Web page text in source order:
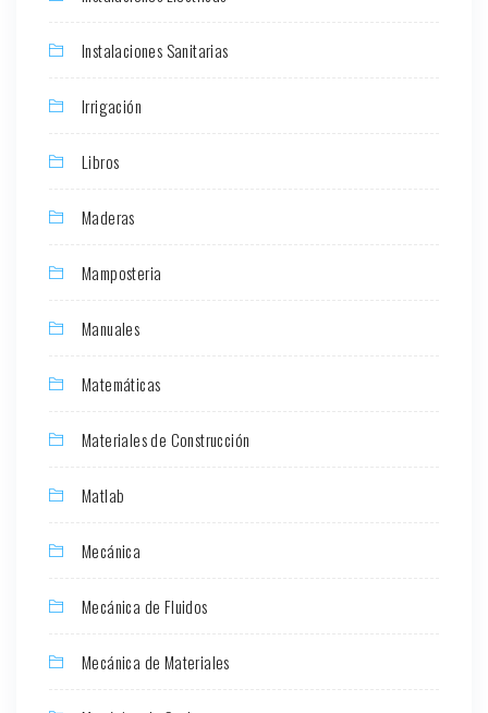
Instalaciones Sanitarias
Irrigación
Libros
Maderas
Mamposteria
Manuales
Matemáticas
Materiales de Construcción
Matlab
Mecánica
Mecánica de Fluidos
Mecánica de Materiales